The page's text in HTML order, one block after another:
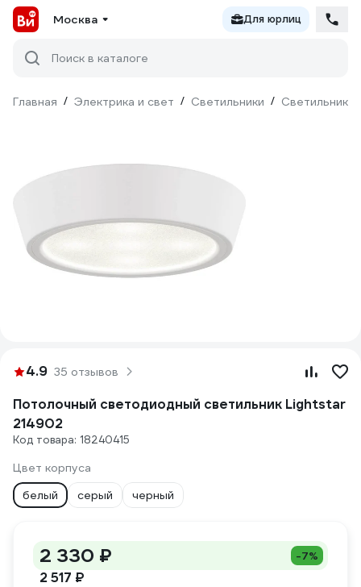
Москва Для юрлиц
Поиск в каталоге
Главная / Электрика и свет / Светильники / Светильники
4.9 35 отзывов
Потолочный светодиодный светильник Lightstar
214902
Код товара: 18240415
Цвет корпуса
белый
серый черный
2 330 ₽ -7%
2 517 ₽